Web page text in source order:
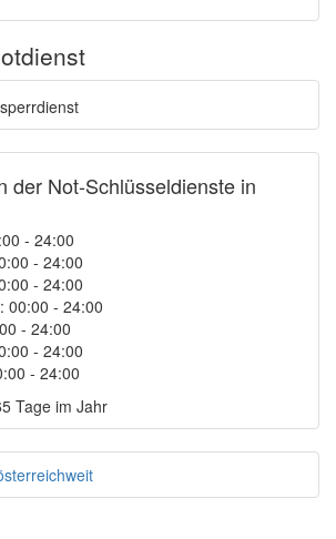
der Not-Schlüsseldienste in
- 24:00
- 24:00
- 24:00
00:00 - 24:00
- 24:00
- 24:00
- 24:00
Tage im Jahr